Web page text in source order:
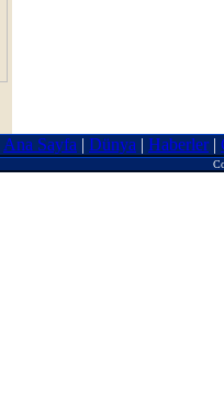
Ana Sayfa | Dünya | Haberler|